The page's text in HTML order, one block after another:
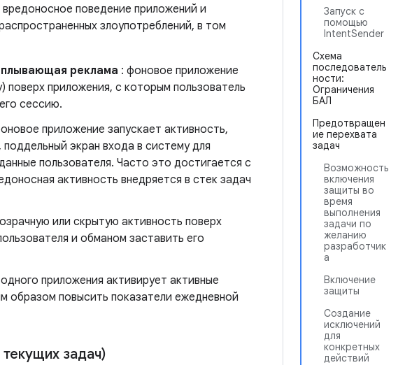
Запуск с
помощью
IntentSender
Схема
последователь
ности:
Ограничения
БАЛ
Предотвращен
ие перехвата
задач
Возможность
включения
защиты во
время
выполнения
задачи по
желанию
разработчик
а
Включение
защиты
Создание
исключений
для
конкретных
действий
поведение приложений и
злоупотреблений, в том
реклама : фоновое приложение
поверх приложения, с которым пользователь
сессию.
приложение запускает активность,
экран входа в систему для
пользователя. Часто это достигается с
активность внедряется в стек задач
или скрытую активность поверх
и обманом заставить его
приложения активирует активные
образом повысить показатели ежедневной
задач)